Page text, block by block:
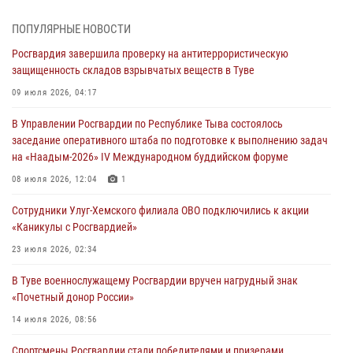
Сотрудники вневедомственной охраны приняли участие в акции
29 июля 2026, 09:41
26 сигналов «Тревога» с автотранспортов отработали экипажи
29 июля 2026, 08:37 1
В Туве офицер Росгвардии подвела итоги юбилейного личного
забега
Росгвардеец стал бронзовым призером Чемпионата Тувы по
национальной игре - стрельбе из традиционного лука
ПОПУЛЯРНЫЕ НОВОСТИ
Росгвардия завершила проверку на антитеррористическую
защищенность складов взрывчатых веществ в Туве
09 июля 2026, 04:17
В Управлении Росгвардии по Республике Тыва состоялось
заседание оперативного штаба по подготовке к выполнению задач
на «Наадым-2026» IV Международном буддийском форуме
08 июля 2026, 12:04 1
Сотрудники Улуг-Хемского филиала ОВО подключились к акции
«Каникулы с Росгвардией»
23 июля 2026, 02:34
В Туве военнослужащему Росгвардии вручен нагрудный знак
«Почетный донор России»
14 июля 2026, 08:56
Спортсмены Росгвардии стали победителями и призерами